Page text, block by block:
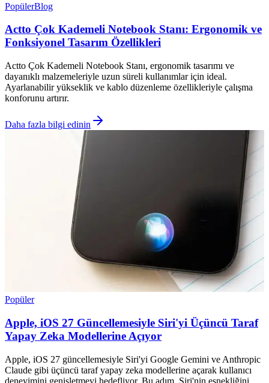
PopülerBlog
Actto Çok Kademeli Notebook Stanı: Ergonomik ve
Fonksiyonel Tasarım Özellikleri
Actto Çok Kademeli Notebook Stanı, ergonomik tasarımı ve
dayanıklı malzemeleriyle uzun süreli kullanımlar için ideal.
Ayarlanabilir yükseklik ve kablo düzenleme özellikleriyle çalışma
konforunu artırır.
Daha fazla bilgi edinin
Popüler
Apple, iOS 27 Güncellemesiyle Siri'yi Üçüncü Taraf
Yapay Zeka Modellerine Açıyor
Apple, iOS 27 güncellemesiyle Siri'yi Google Gemini ve Anthropic
Claude gibi üçüncü taraf yapay zeka modellerine açarak kullanıcı
deneyimini genişletmeyi hedefliyor. Bu adım, Siri'nin esnekliğini